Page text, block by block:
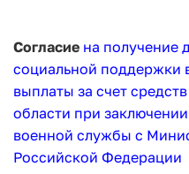
Согласие на получение
социальной поддержки
выплаты за счет
области при
военной службы с
Российской Федерации